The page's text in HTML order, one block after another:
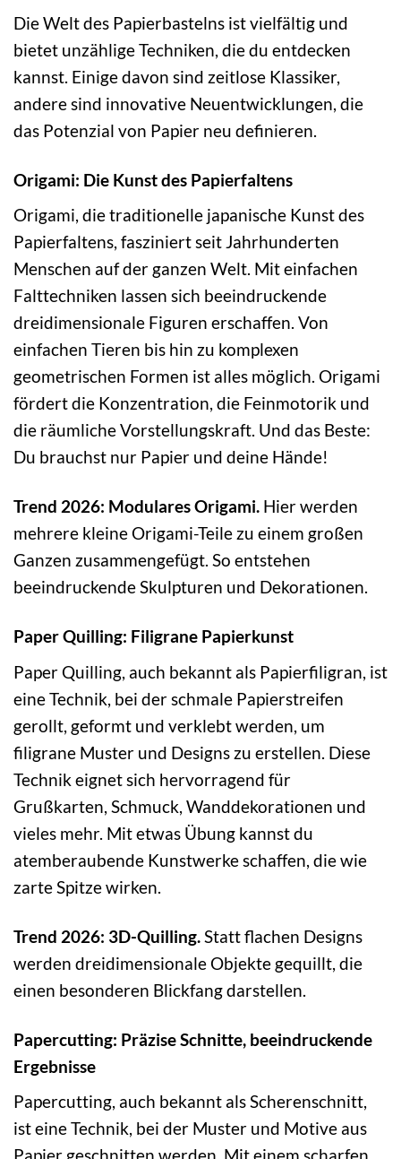
Die Welt des Papierbastelns ist vielfältig und
bietet unzählige Techniken, die du entdecken
kannst. Einige davon sind zeitlose Klassiker,
andere sind innovative Neuentwicklungen, die
das Potenzial von Papier neu definieren.
Origami: Die Kunst des Papierfaltens
Origami, die traditionelle japanische Kunst des
Papierfaltens, fasziniert seit Jahrhunderten
Menschen auf der ganzen Welt. Mit einfachen
Falttechniken lassen sich beeindruckende
dreidimensionale Figuren erschaffen. Von
einfachen Tieren bis hin zu komplexen
geometrischen Formen ist alles möglich. Origami
fördert die Konzentration, die Feinmotorik und
die räumliche Vorstellungskraft. Und das Beste:
Du brauchst nur Papier und deine Hände!
Trend 2026: Modulares Origami. Hier werden
mehrere kleine Origami-Teile zu einem großen
Ganzen zusammengefügt. So entstehen
beeindruckende Skulpturen und Dekorationen.
Paper Quilling: Filigrane Papierkunst
Paper Quilling, auch bekannt als Papierfiligran, ist
eine Technik, bei der schmale Papierstreifen
gerollt, geformt und verklebt werden, um
filigrane Muster und Designs zu erstellen. Diese
Technik eignet sich hervorragend für
Grußkarten, Schmuck, Wanddekorationen und
vieles mehr. Mit etwas Übung kannst du
atemberaubende Kunstwerke schaffen, die wie
zarte Spitze wirken.
Trend 2026: 3D-Quilling.Statt flachen Designs
werden dreidimensionale Objekte gequillt, die
einen besonderen Blickfang darstellen.
Papercutting: Präzise Schnitte, beeindruckende
Ergebnisse
Papercutting, auch bekannt als Scherenschnitt,
ist eine Technik, bei der Muster und Motive aus